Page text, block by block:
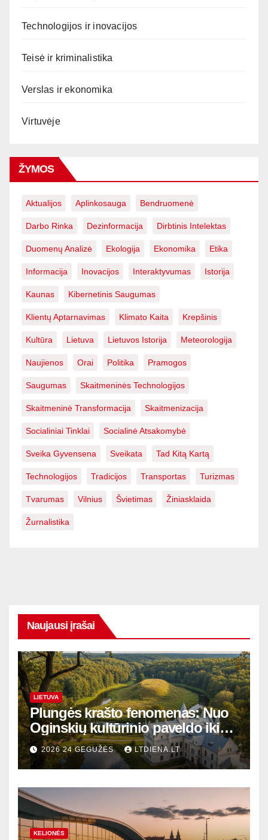
Technologijos ir inovacijos
Teisė ir kriminalistika
Verslas ir ekonomika
Virtuvėje
ŽYMOS
Aktualijos Aplinkosauga Bendruomenė
Darbo Rinka Dezinformacija Dirbtinis Intelektas
Duomenų Analizė Ekologija Ekonomika Etika
Informacija Inovacijos Interaktyvumas Istorija
Kaunas Kibernetinis Saugumas
Klientų Aptarnavimas Klimato Kaita Krepšinis
Kultūra Lietuva Lietuvos Istorija Meteorologija
Naujienos Orai Politika Pramogos
Saugumas Skaitmeninės Technologijos
Skaitmeninė Transformacija Skaitmenizacija
Socialiniai Tinklai Socialinė Atsakomybė
Sveika Gyvensena Sveikata Tad Kitą Kartą
Technologijos Tradicijos Transportas Turizmas
Tvarumas Vilnius Švietimas Žiniasklaida
Žurnalistika
Naujausi įrašai
LIETUVA
Plungės krašto fenomenas: Nuo
Oginskių kultūrinio paveldo iki
Žemaitijos gamtos perlų
2026 24 GEGUŽĖS LTDIENA.LT
KELIONĖS